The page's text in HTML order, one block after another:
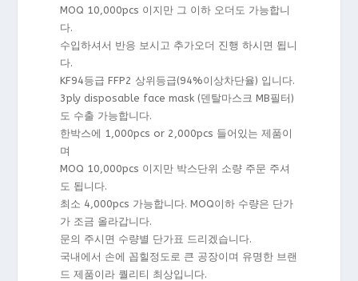
MOQ 10,000pcs 이지만 그 이하 오더도 가능합니
다.
수입하셔서 반응 보시고 추가오더 진행 하시면 됩니
다.
KF94등급 FFP2 상위등급(94%이상차단율) 입니다.
3ply disposable face mask (덴탈마스크 MB필터)
도 수출 가능합니다.
한박스에 1,000pcs or 2,000pcs 들어있는 제품이
며
MOQ 10,000pcs 이지만 박스단위 소량 주문 주셔
도 됩니다.
최소 4,000pcs 가능합니다. MOQ이하 수량은 단가
가 조금 올라갑니다.
문의 주시면 수량별 단가표 드리겠습니다.
국내에서 손에 꼽힐정도로 큰 공장이며 유명한 브랜
드 제품이라 퀄리티 최상입니다.